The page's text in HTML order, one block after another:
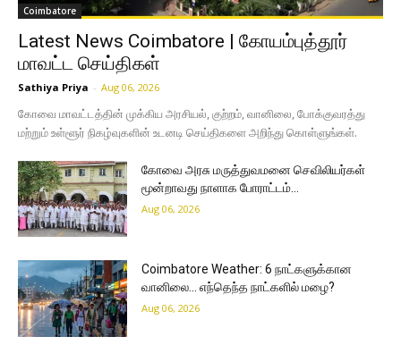
Coimbatore
Latest News Coimbatore | கோயம்புத்தூர்
மாவட்ட செய்திகள்
Sathiya Priya - Aug 06, 2026
கோவை மாவட்டத்தின் முக்கிய அரசியல், குற்றம், வானிலை, போக்குவரத்து
மற்றும் உள்ளூர் நிகழ்வுகளின் உடனடி செய்திகளை அறிந்து கொள்ளுங்கள்.
கோவை அரசு மருத்துவமனை செவிலியர்கள்
மூன்றாவது நாளாக போராட்டம்…
Aug 06, 2026
Coimbatore Weather: 6 நாட்களுக்கான
வானிலை… எந்தெந்த நாட்களில் மழை?
Aug 06, 2026